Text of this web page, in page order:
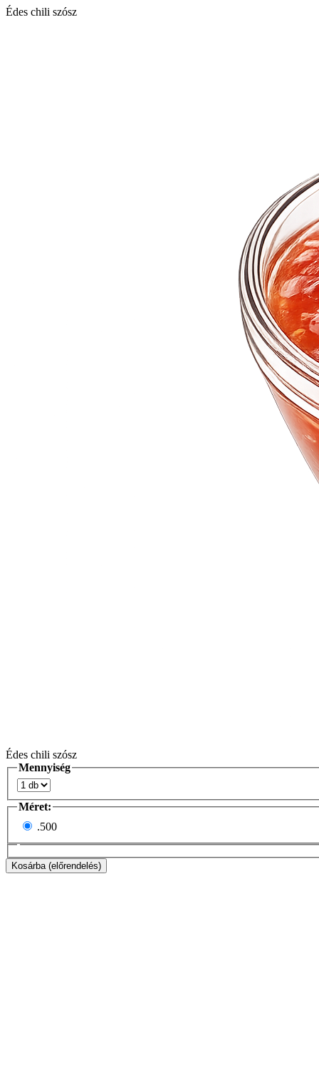
Édes chili szósz
Édes chili szósz
Mennyiség
Méret:
.500